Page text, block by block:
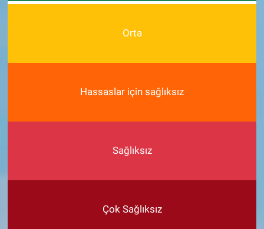
Orta
Hassaslar için sağlıksız
Sağlıksız
Çok Sağlıksız